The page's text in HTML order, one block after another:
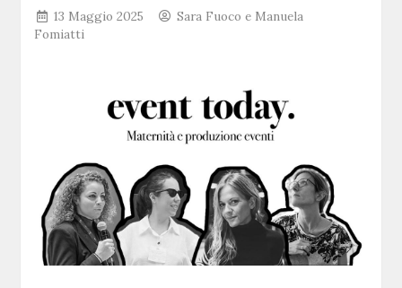
13 Maggio 2025
Sara Fuoco e Manuela
Fomiatti